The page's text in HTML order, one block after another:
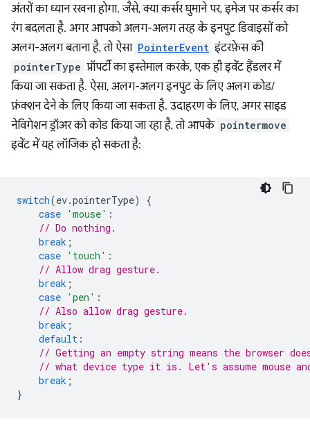
अंतरों का ध्यान रखना होगा. जैसे, क्या कर्सर घुमाने पर, इमेज पर कर्सर का
रंग बदलता है. अगर आपको अलग-अलग तरह के इनपुट डिवाइसों को
अलग-अलग बताना है, तो ऐसा PointerEvent इंटरफ़ेस की
pointerType प्रॉपर्टी का इस्तेमाल करके, एक ही इवेंट हैंडलर में
किया जा सकता है. ऐसा, अलग-अलग इनपुट के लिए अलग कोड/
फ़ंक्शन देने के लिए किया जा सकता है. उदाहरण के लिए, अगर साइड
नेविगेशन ड्रॉअर को कोड किया जा रहा है, तो आपके pointermove
इवेंट में यह लॉजिक हो सकता है:
switch(ev.pointerType)
{
case 'mouse' :
// Do nothing.
break ;
case 'touch' :
// Allow drag gesture.
break ;
case 'pen' :
// Also allow drag gesture.
break ;
default :
// Getting an empty string means the browser
// what device type it is. Let's assume mouse
break ;
}